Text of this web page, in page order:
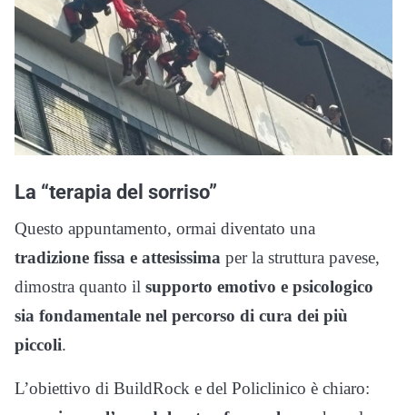
La “terapia del sorriso”
Questo appuntamento, ormai diventato una
tradizione fissa e attesissima per la struttura pavese,
dimostra quanto il supporto emotivo e psicologico
sia fondamentale nel percorso di cura dei più
piccoli.
L’obiettivo di BuildRock e del Policlinico è chiaro: